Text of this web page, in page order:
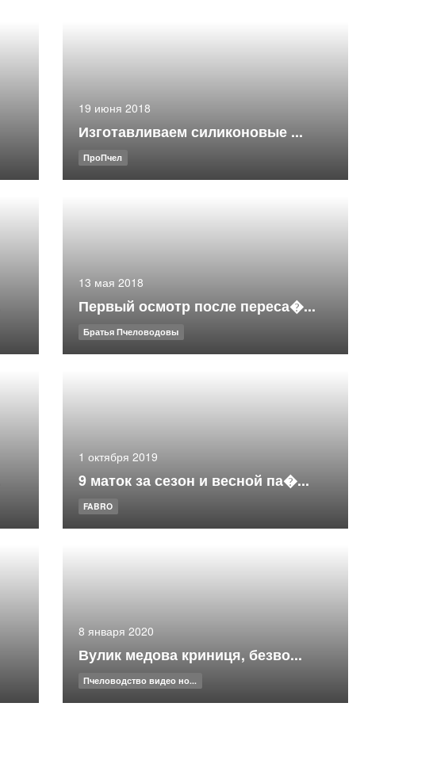
19 июня 2018
Изготавливаем силиконовые ...
ПроПчел
13 мая 2018
Первый осмотр после переса�...
Братья Пчеловодовы
1 октября 2019
9 маток за сезон и весной па�...
FABRO
8 января 2020
Вулик медова криниця, безво...
Пчеловодство видео но...